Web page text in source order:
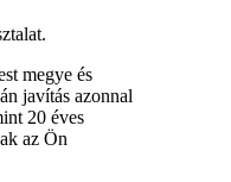
megye és
javítás azonnal
20 éves
az Ön